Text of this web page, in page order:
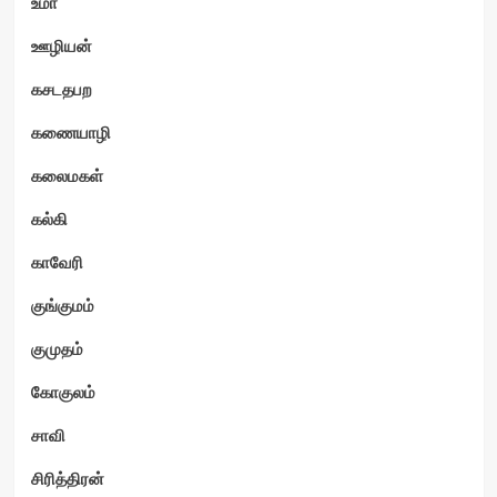
ஊழியன்
கசடதபற
கணையாழி
கலைமகள்
கல்கி
காவேரி
குங்குமம்
குமுதம்
கோகுலம்
சாவி
சிரித்திரன்